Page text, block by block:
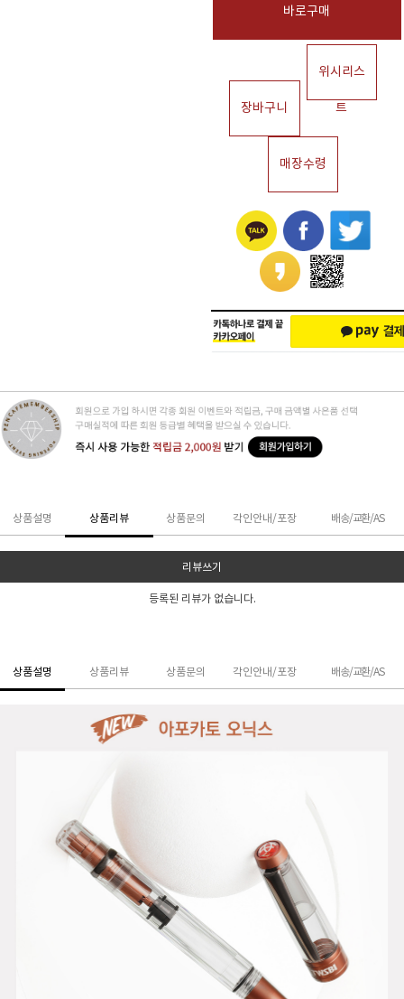
바로구매
장바구니
위시리스
트
매장수령
상품설명 상품리뷰 상품문의 각인안내/포장 배송/교환/AS
리뷰쓰기
등록된 리뷰가 없습니다.
상품설명 상품리뷰 상품문의 각인안내/포장 배송/교환/AS